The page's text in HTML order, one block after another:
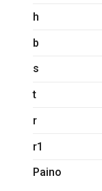
h
b
s
t
r
r1
Paino